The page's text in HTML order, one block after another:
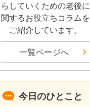
らしていくための老後に
関するお役立ちコラムを
ご紹介しています。
一覧ページへ
今日のひとこと